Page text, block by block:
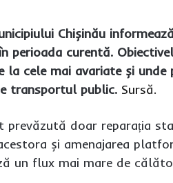
Chișinău
perioada curentă.
la cele mai avariate și
transportul public. Sursă.
prevăzută doar reparația
și amenajarea
un flux mai mare de